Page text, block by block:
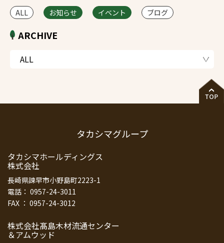
ALL お知らせ イベント ブログ
ARCHIVE
タカシマグループ
タカシマホールディングス
株式会社
長崎県諫早市小野島町2223-1
電話： 0957-24-3011
FAX ： 0957-24-3012
株式会社髙島木材流通センター
＆アムウッド